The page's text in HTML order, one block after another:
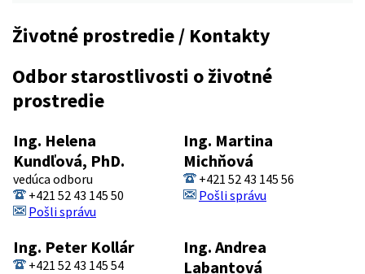
Životné prostredie / Kontakty
Odbor starostlivosti o životné
prostredie
Ing. Helena
Kundľová, PhD.
vedúca odboru
+421 52 43 145 50
Pošli správu
Ing. Martina
Michňová
+421 52 43 145 56
Pošli správu
Ing. Peter Kollár
+421 52 43 145 54
Ing. Andrea
Labantová